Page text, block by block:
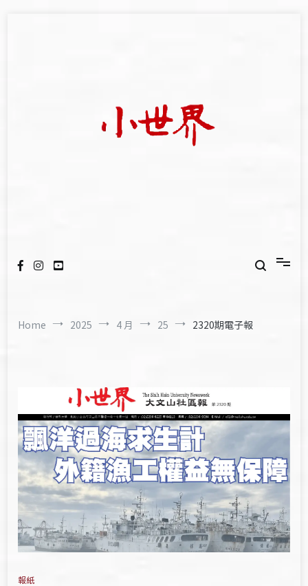
Home 2025 4 月 25 2320期電子報
報紙